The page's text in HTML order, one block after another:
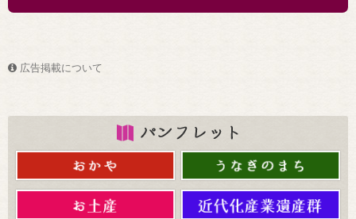
広告掲載について